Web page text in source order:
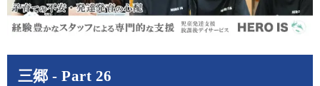
三郷 - Part 26